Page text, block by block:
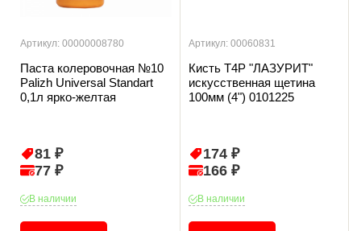
Артикул: 00000008780
Паста колеровочная №10
Palizh Universal Standart
0,1л ярко-желтая
81 ₽
77 ₽
В наличии
Артикул: 00060831
Кисть T4P "ЛАЗУРИТ"
искусственная щетина
100мм (4") 0101225
174 ₽
166 ₽
В наличии